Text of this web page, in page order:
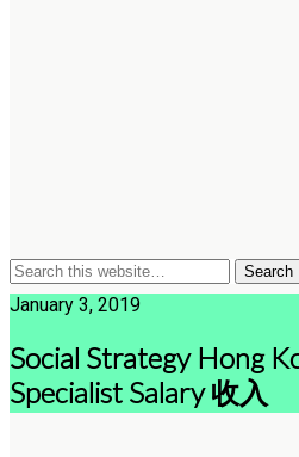
January 3, 2019
Social Strategy Hong
Specialist Salary 收入